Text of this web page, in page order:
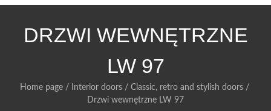
DRZWI WEWNĘTRZNE
LW 97
Home page/ Interior doors/ Classic, retro and stylish doors/
Drzwi wewnętrzne LW 97